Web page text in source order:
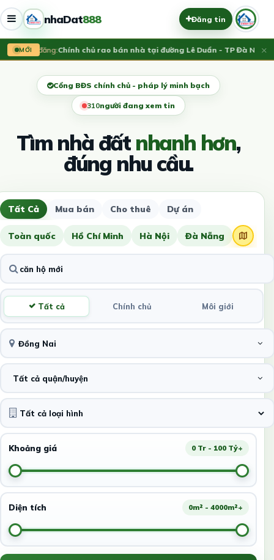
nhaDat888 Đăng tin
MỚI
Vừa đăng:Chính chủ rao bán nhà tại đường Lê Duẩn - TP Đà Nẵng;×
Cổng BĐS chính chủ - pháp lý minh bạch
312người đang xem tin
Tìm nhà đấtnhanh hơn,
đúng nhu cầu.
Tất Cả Mua bán Cho thuê Dự án
Toàn quốc Hồ Chí Minh Hà Nội Đà Nẵng
Tất cả Chính chủ Môi giới
Đồng Nai
Tất cả quận/huyện
Khoảng giá 0 Tr - 100 Tỷ+
Diện tích 0m² - 4000m²+